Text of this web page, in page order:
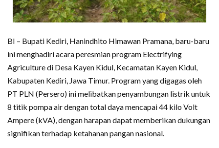
BI – Bupati Kediri, Hanindhito Himawan Pramana, baru-baru
ini menghadiri acara peresmian program Electrifying
Agriculture di Desa Kayen Kidul, Kecamatan Kayen Kidul,
Kabupaten Kediri, Jawa Timur. Program yang digagas oleh
PT PLN (Persero) ini melibatkan penyambungan listrik untuk
8 titik pompa air dengan total daya mencapai 44 kilo Volt
Ampere (kVA), dengan harapan dapat memberikan dukungan
signifikan terhadap ketahanan pangan nasional.